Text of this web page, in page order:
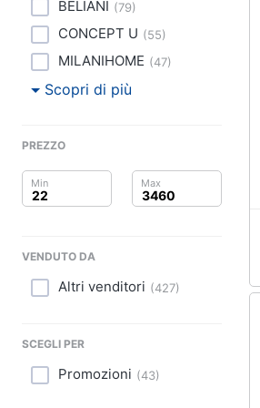
Arredo
Brico e Giardinaggio
Giocattoli
Fotografia
Abbigliamento
BELIANI (79)
CONCEPT U (55)
MILANIHOME (47)
Scopri di più
PREZZO
VENDUTO DA
Altri venditori (427)
SCEGLI PER
Promozioni (43)